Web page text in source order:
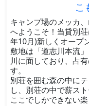
こ
キャンプ場のメッカ
へようこそ！当貸別
年10月)新しくオープ
敷地は「道志川本流
川に面しており、​占
す。
別荘を囲む森の中に
し、別荘の中で薪ス
ここでしかできない